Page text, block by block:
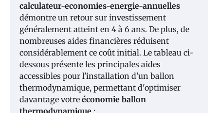
calculateur-economies-energie-annuelles
démontre un retour sur investissement
généralement atteint en 4 à 6 ans. De plus, de
nombreuses aides financières réduisent
considérablement ce coût initial. Le tableau ci-
dessous présente les principales aides
accessibles pour l'installation d'un ballon
thermodynamique, permettant d'optimiser
davantage votre économie ballon